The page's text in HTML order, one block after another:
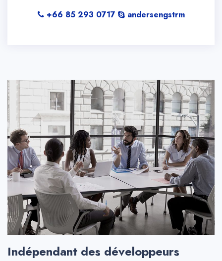
+66 85 293 0717
andersengstrm
Indépendant des développeurs